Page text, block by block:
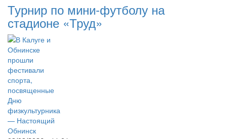
Турнир по мини-футболу на
стадионе «Труд»